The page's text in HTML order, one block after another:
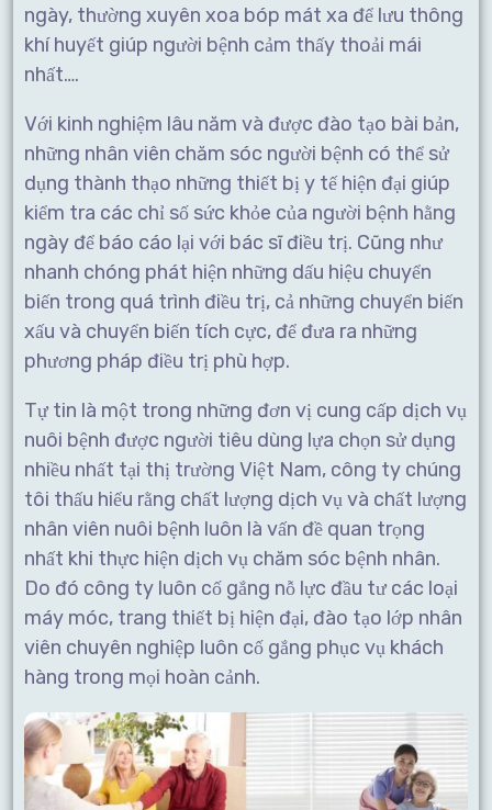
ngày, thường xuyên xoa bóp mát xa để lưu thông
khí huyết giúp người bệnh cảm thấy thoải mái
nhất….
Với kinh nghiệm lâu năm và được đào tạo bài bản,
những nhân viên chăm sóc người bệnh có thể sử
dụng thành thạo những thiết bị y tế hiện đại giúp
kiểm tra các chỉ số sức khỏe của người bệnh hằng
ngày để báo cáo lại với bác sĩ điều trị. Cũng như
nhanh chóng phát hiện những dấu hiệu chuyển
biến trong quá trình điều trị, cả những chuyển biến
xấu và chuyển biến tích cực, để đưa ra những
phương pháp điều trị phù hợp.
Tự tin là một trong những đơn vị cung cấp dịch vụ
nuôi bệnh được người tiêu dùng lựa chọn sử dụng
nhiều nhất tại thị trường Việt Nam, công ty chúng
tôi thấu hiểu rằng chất lượng dịch vụ và chất lượng
nhân viên nuôi bệnh luôn là vấn đề quan trọng
nhất khi thực hiện dịch vụ chăm sóc bệnh nhân.
Do đó công ty luôn cố gắng nỗ lực đầu tư các loại
máy móc, trang thiết bị hiện đại, đào tạo lớp nhân
viên chuyên nghiệp luôn cố gắng phục vụ khách
hàng trong mọi hoàn cảnh.